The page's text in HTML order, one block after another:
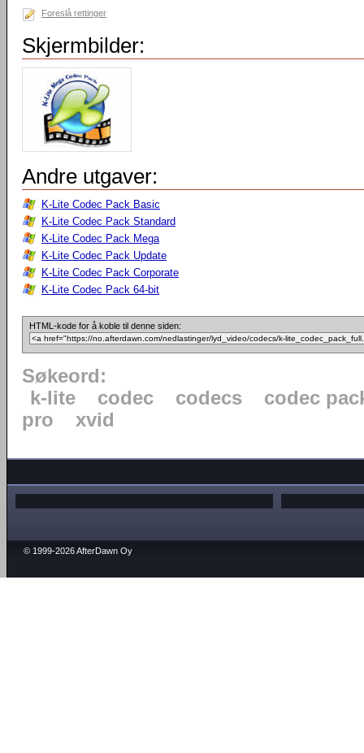
Foreslå rettinger
Skjermbilder:
Andre utgaver:
K-Lite Codec Pack Basic
K-Lite Codec Pack Standard
K-Lite Codec Pack Mega
K-Lite Codec Pack Update
K-Lite Codec Pack Corporate
K-Lite Codec Pack 64-bit
HTML-kode for å koble til denne siden:
Søkeord:
k-lite
codec codecs
codec
pro
xvid
© 1999-2026 AfterDawn Oy